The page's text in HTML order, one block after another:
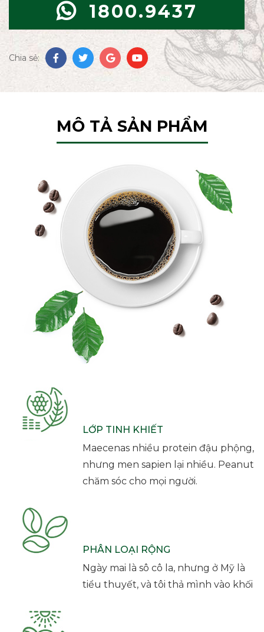
1800.9437
Chia sẻ:
MÔ TẢ SẢN PHẨM
LỚP TINH KHIẾT
Maecenas nhiều protein đậu phộng,
nhưng men sapien lại nhiều. Peanut
chăm sóc cho mọi người.
PHÂN LOẠI RỘNG
Ngày mai là sô cô la, nhưng ở Mỹ là
tiểu thuyết, và tôi thả mình vào khối